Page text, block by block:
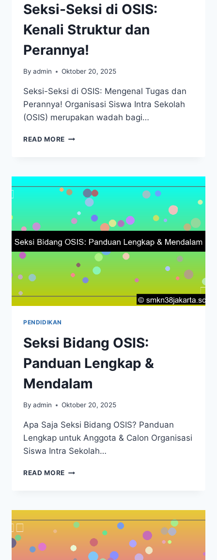
Seksi-Seksi di OSIS:
Kenali Struktur dan
Perannya!
By admin Oktober 20, 2025
Seksi-Seksi di OSIS: Mengenal Tugas dan
Perannya! Organisasi Siswa Intra Sekolah
(OSIS) merupakan wadah bagi…
READ MORE SEKSI-
KENALI
STRUKTUR
DAN
PERANNYA!
PENDIDIKAN
Seksi Bidang OSIS:
Panduan Lengkap &
Mendalam
By admin Oktober 20, 2025
Apa Saja Seksi Bidang OSIS? Panduan
Lengkap untuk Anggota & Calon Organisasi
Siswa Intra Sekolah…
READ MORE SEKSI
LENGKAP
&
MENDALAM